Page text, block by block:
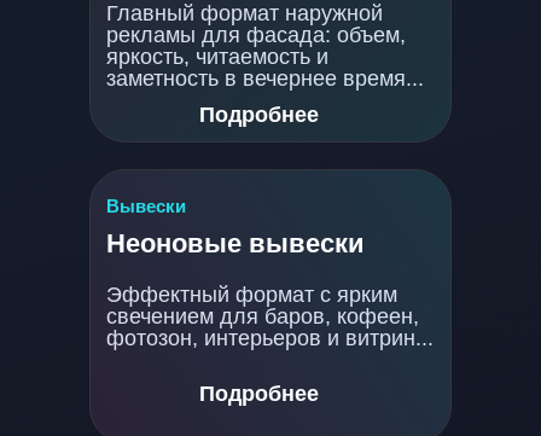
Неоновые вывески
Вывески
Главный формат наружной
рекламы для фасада: объем,
яркость, читаемость и
заметность в вечернее время...
Эффектный формат с ярким
свечением для баров, кофеен,
фотозон, интерьеров и витрин...
Подробнее
Подробнее